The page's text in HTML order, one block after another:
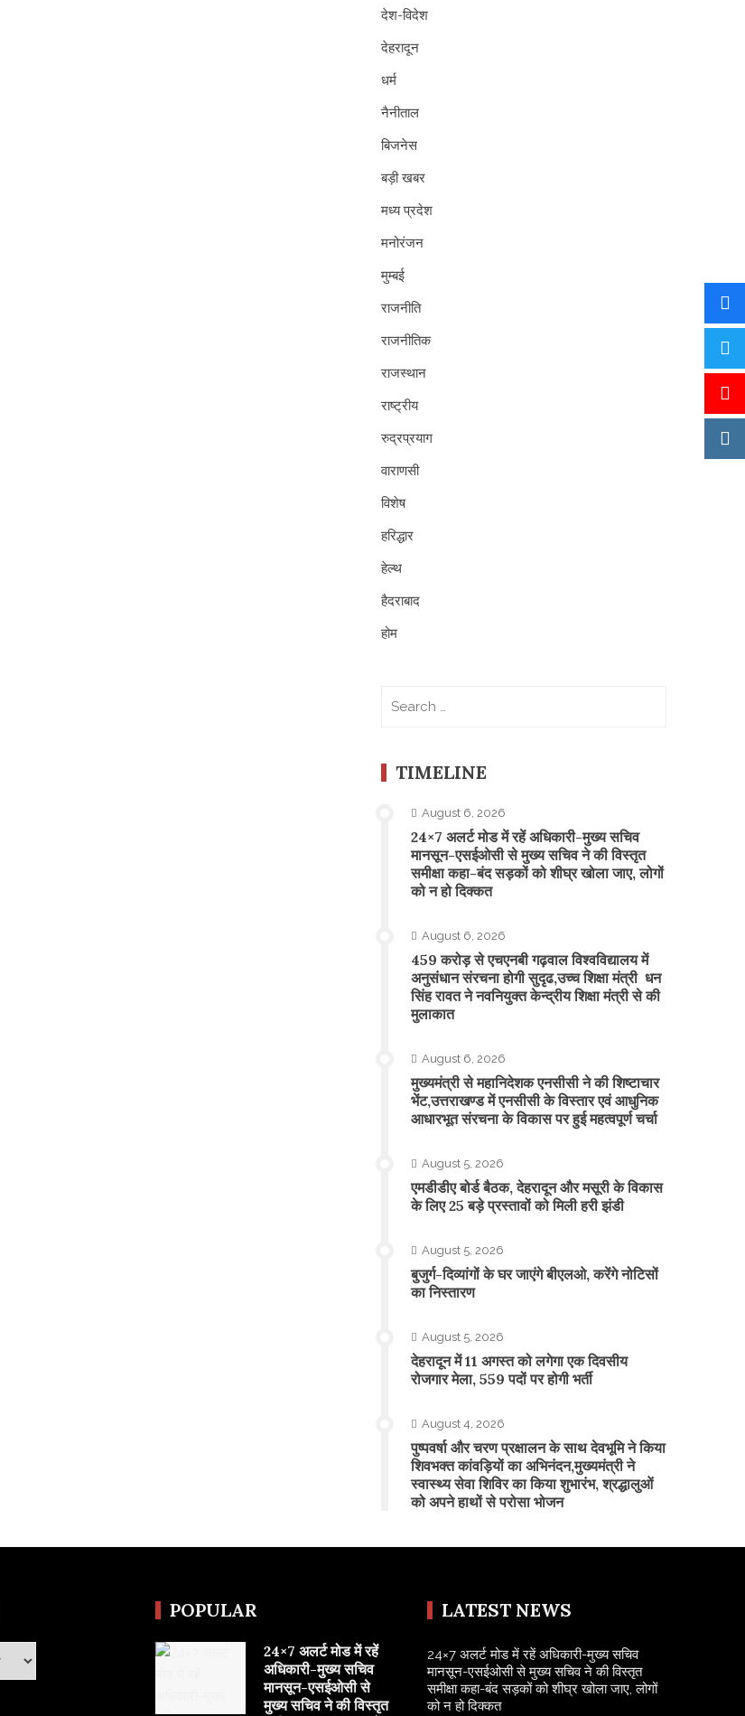
देश-विदेश
देहरादून
धर्म
नैनीताल
बिजनेस
बड़ी खबर
मध्य प्रदेश
मनोरंजन
मुम्बई
राजनीति
राजनीतिक
राजस्थान
राष्ट्रीय
रुद्रप्रयाग
वाराणसी
विशेष
हरिद्धार
हेल्थ
हैदराबाद
होम
TIMELINE
August 6, 2026
24×7 अलर्ट मोड में रहें अधिकारी-मुख्य सचिव
मानसून-एसईओसी से मुख्य सचिव ने की विस्तृत
समीक्षा कहा-बंद सड़कों को शीघ्र खोला जाए, लोगों
को न हो दिक्कत
August 6, 2026
459 करोड़ से एचएनबी गढ़वाल विश्वविद्यालय में
अनुसंधान संरचना होगी सुदृढ,उच्च शिक्षा मंत्री धन
सिंह रावत ने नवनियुक्त केन्द्रीय शिक्षा मंत्री से की
मुलाकात
August 6, 2026
मुख्यमंत्री से महानिदेशक एनसीसी ने की शिष्टाचार
भेंट,उत्तराखण्ड में एनसीसी के विस्तार एवं आधुनिक
आधारभूत संरचना के विकास पर हुई महत्वपूर्ण चर्चा
August 5, 2026
एमडीडीए बोर्ड बैठक, देहरादून और मसूरी के विकास
के लिए 25 बड़े प्रस्तावों को मिली हरी झंडी
August 5, 2026
बुजुर्ग-दिव्यांगों के घर जाएंगे बीएलओ, करेंगे नोटिसों
का निस्तारण
August 5, 2026
​देहरादून में 11 अगस्त को लगेगा एक दिवसीय
रोजगार मेला, 559 पदों पर होगी भर्ती
August 4, 2026
पुष्पवर्षा और चरण प्रक्षालन के साथ देवभूमि ने किया
शिवभक्त कांवड़ियों का अभिनंदन,मुख्यमंत्री ने
स्वास्थ्य सेवा शिविर का किया शुभारंभ, श्रद्धालुओं
को अपने हाथों से परोसा भोजन
POPULAR
24×7 अलर्ट मोड में रहें
अधिकारी-मुख्य सचिव
मानसून-एसईओसी से
मुख्य सचिव ने की विस्तृत
LATEST NEWS
24×7 अलर्ट मोड में रहें अधिकारी-मुख्य सचिव
मानसून-एसईओसी से मुख्य सचिव ने की विस्तृत
समीक्षा कहा-बंद सड़कों को शीघ्र खोला जाए, लोगों
को न हो दिक्कत